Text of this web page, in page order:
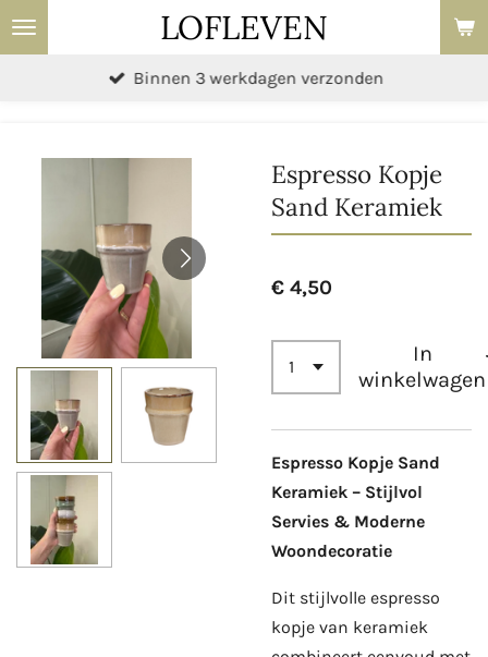
Ga
direct
LOFLEVEN
Binnen 3 werkdagen verzonden
Espresso Kopje
Sand Keramiek
€ 4,50
In
winkelwagen
Espresso Kopje Sand
Keramiek – Stijlvol
Servies & Moderne
Woondecoratie
Dit stijlvolle espresso
kopje van keramiek